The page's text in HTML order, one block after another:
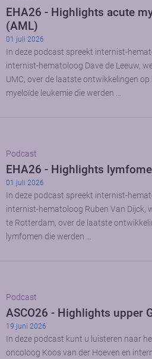
EHA26 - Highlights acute
(AML)
01 juli 2026
In deze podcast spreekt internist-
internist-hematoloog Dave de Leeuw,
UMC, over de laatste ontwikkelingen
myeloïde leukemie die werden …
Podcast
EHA26 - Highlights
01 juli 2026
In deze podcast spreekt internist-
internist-hematoloog Ruben Van Dijck,
te Rotterdam, over de laatste
lymfomen die werden …
Podcast
ASCO26 - Highlights upper
19 juni 2026
In deze podcast kunt u luisteren naar
oncoloog Koos van der Hoeven en